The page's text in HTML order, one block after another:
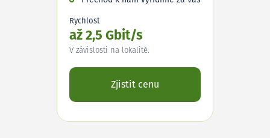
Rychlost
až 2,5 Gbit/s
V závislosti na lokalitě.
Zjistit cenu